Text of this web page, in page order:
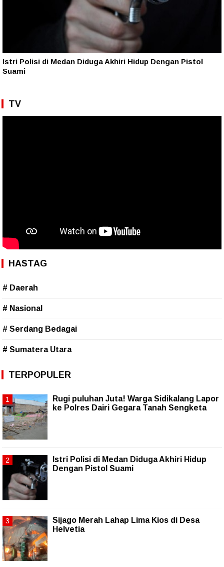
Istri Polisi di Medan Diduga Akhiri Hidup Dengan Pistol
Suami
TV
HASTAG
# Daerah
# Nasional
# Serdang Bedagai
# Sumatera Utara
TERPOPULER
Rugi puluhan Juta! Warga Sidikalang Lapor
ke Polres Dairi Gegara Tanah Sengketa
Istri Polisi di Medan Diduga Akhiri Hidup
Dengan Pistol Suami
Sijago Merah Lahap Lima Kios di Desa
Helvetia